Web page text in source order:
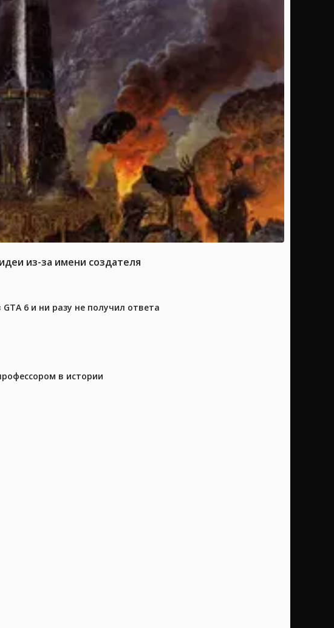
из-за имени создателя
6 и ни разу не получил ответа
в истории